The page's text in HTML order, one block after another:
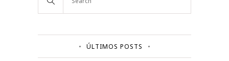
ÚLTIMOS POSTS